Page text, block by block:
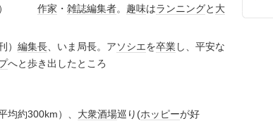
ろ） 作家 ・ 雑誌編集者。 趣味はランニングと 大
） 編集長、いま局長。アソシエを卒業し、平安な
へと歩き出したところ
均約300km）、 大衆酒場巡り(ホッピーが好